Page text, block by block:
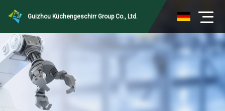
Guizhou Küchengeschirr Group Co., Ltd.